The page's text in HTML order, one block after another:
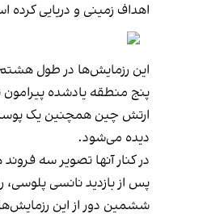
اهداف زمینی و دریایی کرده
این رزمایش‌ها در طول
پنج منطقه یادشده پیرامون تایوان به مدت ۱۰ ساعت از شروع رزمایش مشمول
ارتش چین همچنین یک
دیده می‌شود.
در کنار آنها تصویر سه
پس از بازدید نانسی پلوسی،
ششمین دور از این